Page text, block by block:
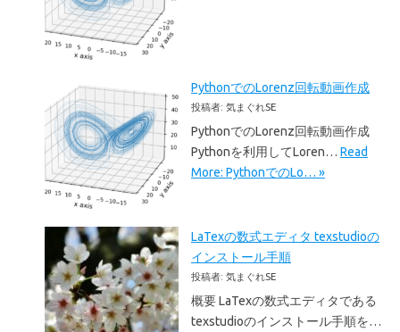
PythonでのLorenz回転動画作成
投稿者: 気まぐれSE
PythonでのLorenz回転動画作成
Pythonを利用してLoren… Read
More: PythonでのLo… »
LaTexの数式エディタ texstudioの
インストール手順
投稿者: 気まぐれSE
概要 LaTexの数式エディタである
texstudioのインストール手順を…